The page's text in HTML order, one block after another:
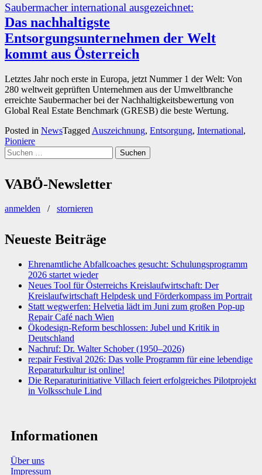
Saubermacher international ausgezeichnet:
Das nachhaltigste
Entsorgungsunternehmen der Welt
kommt aus Österreich
Letztes Jahr noch erste in Europa, jetzt Nummer 1 der Welt: Von
280 weltweit geprüften Unternehmen aus der Umweltbranche
erreichte Saubermacher bei der Nachhaltigkeitsbewertung von
Global Real Estate Benchmark (GRESB) die beste Wertung.
Posted in NewsTagged Auszeichnung, Entsorgung, International,
Pioniere
Suchen
nach:
VABÖ-Newsletter
anmelden / stornieren
Neueste Beiträge
Ehrenamtliche Abfallcoaches gesucht: Schulungsprogramm
2026 startet wieder
Neues Tool für Österreichs Kreislaufwirtschaft: Der
Kreislaufwirtschaft Helpdesk und Förderkompass im Portrait
Statt wegwerfen: Helvetia lädt im Juni zum großen Pop-up
Repair Café nach Wien
Ökodesign-Reform beschlossen: Jubel und Kritik in
Deutschland
Nachruf: Dr. Walter Schober (1950–2026)
re:pair Festival 2026: Das volle Programm für eine lebendige
Reparaturkultur ist online!
Die Reparaturinitiative Villach feiert erfolgreiches Pilotprojekt
in Volksschule Lind
Informationen
Über uns
Impressum